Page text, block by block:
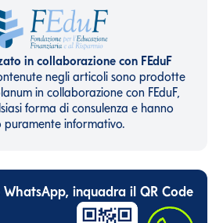
in collaborazione con FEduF
negli articoli sono prodotte
in collaborazione con FEduF,
forma di consulenza e hanno
puramente informativo.
inquadra il QR Code